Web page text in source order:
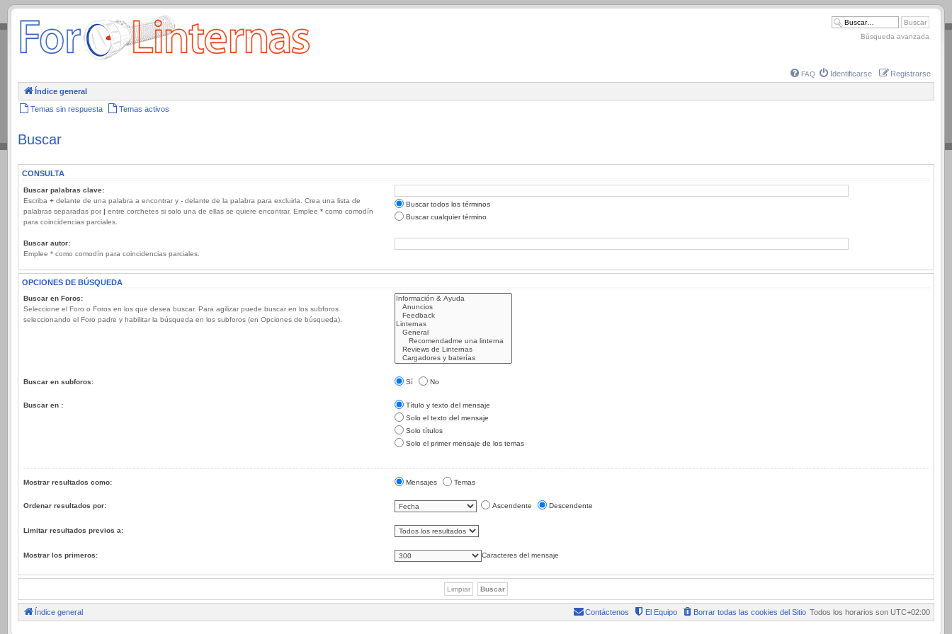
.
Búsqueda avanzada
FAQ Identificarse Registrarse
Índice general
Temas sin respuesta Temas activos
Buscar
CONSULTA
Buscar palabras clave:
Escriba + delante de una palabra a encontrar y - delante de la palabra para excluirla. Crea una lista de
palabras separadas por | entre corchetes si solo una de ellas se quiere encontrar. Emplee * como comodín
para coincidencias parciales.
Buscar todos los términos
Buscar cualquier término
Buscar autor:
Emplee * como comodín para coincidencias parciales.
OPCIONES DE BÚSQUEDA
Buscar en Foros:
Seleccione el Foro o Foros en los que desea buscar. Para agilizar puede buscar en los subforos
seleccionando el Foro padre y habilitar la búsqueda en los subforos (en Opciones de búsqueda).
Buscar en subforos: Sí No
Buscar en :
Título y texto del mensaje
Solo el texto del mensaje
Solo títulos
Solo el primer mensaje de los temas
Mostrar resultados como: Mensajes Temas
Ordenar resultados por: Ascendente Descendente
Limitar resultados previos a:
Mostrar los primeros: Caracteres del mensaje
Índice general Todos los horarios son UTC+02:00
Borrar todas las cookies del Sitio
El Equipo
Contáctenos